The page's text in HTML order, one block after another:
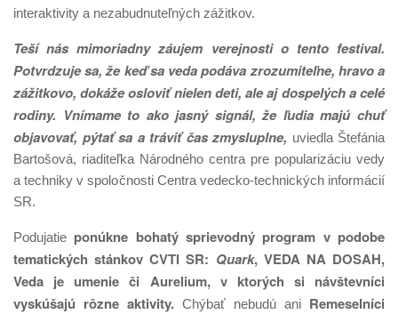
interaktivity a nezabudnuteľných zážitkov.
Teší nás mimoriadny záujem verejnosti o tento festival.
Potvrdzuje sa, že keď sa veda podáva zrozumiteľne, hravo a
zážitkovo, dokáže osloviť nielen deti, ale aj dospelých a celé
rodiny. Vnímame to ako jasný signál, že ľudia majú chuť
objavovať, pýtať sa a tráviť čas zmysluplne, uviedla Štefánia
Bartošová, riaditeľka Národného centra pre popularizáciu vedy
a techniky v spoločnosti Centra vedecko-technických informácií
SR.
Podujatie ponúkne bohatý sprievodný program v podobe
tematických stánkov CVTI SR: Quark, VEDA NA DOSAH,
Veda je umenie či Aurelium, v ktorých si návštevníci
vyskúšajú rôzne aktivity. Chýbať nebudú ani Remeselníci